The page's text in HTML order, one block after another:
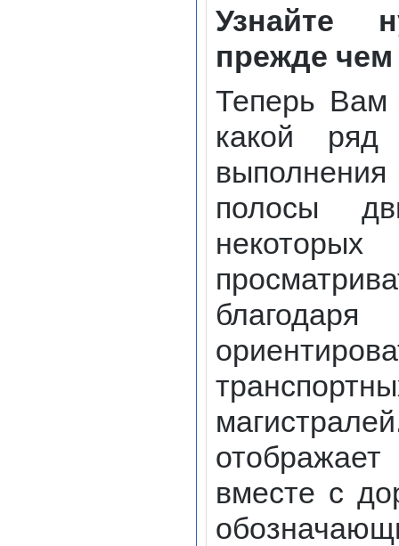
Узнайте
прежде
Теперь Вам
какой ряд
полосы
вместе с